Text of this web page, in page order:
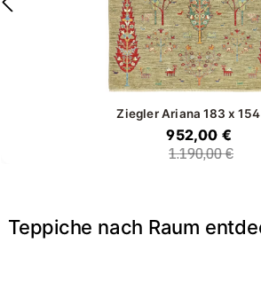
Ziegler Ariana 183 x
952,00 €
1.190,00 €
Teppiche nach Raum
Wohnzimmer